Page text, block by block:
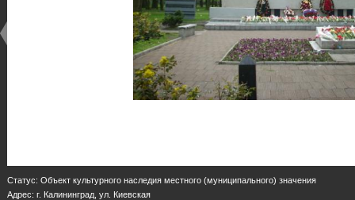
Статус: Объект культурного наследия местного (муниципального) значения
Адрес: г. Калининград, ул. Киевская